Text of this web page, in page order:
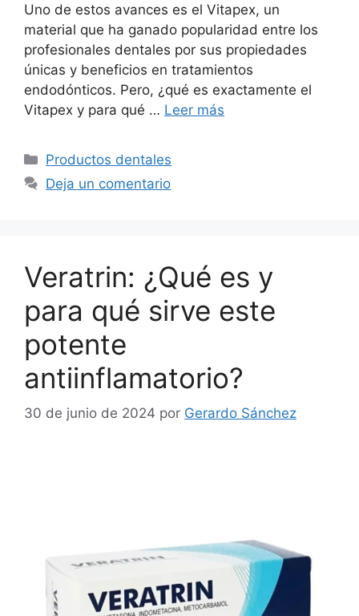
Uno de estos avances es el Vitapex, un
material que ha ganado popularidad entre los
profesionales dentales por sus propiedades
únicas y beneficios en tratamientos
endodónticos. Pero, ¿qué es exactamente el
Vitapex y para qué … Leer más
Categorías
Productos dentales
Deja un comentario
Veratrin: ¿Qué es y
para qué sirve este
potente
antiinflamatorio?
30 de junio de 2024 por Gerardo Sánchez